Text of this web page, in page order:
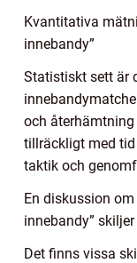
Kvantitativa
innebandy”
Statistiskt sett är
och
tillräckligt med
taktik och
En diskussion
innebandy”
Det finns vissa